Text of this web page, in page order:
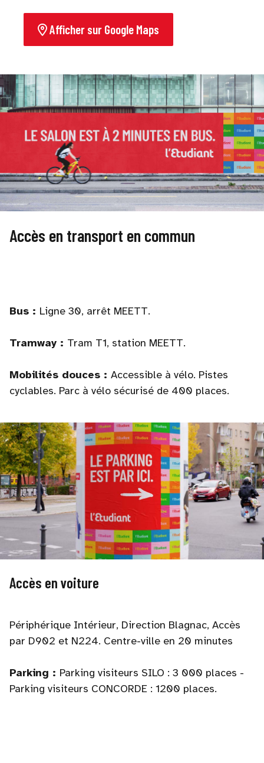
Afficher sur Google Maps
Accès en transport en commun
Bus : Ligne 30, arrêt MEETT.
Tramway : Tram T1, station MEETT.
Mobilités douces : Accessible à vélo. Pistes
cyclables. Parc à vélo sécurisé de 400 places.
Accès en voiture
Périphérique Intérieur, Direction Blagnac, Accès
par D902 et N224. Centre-ville en 20 minutes
Parking : Parking visiteurs SILO : 3 000 places -
Parking visiteurs CONCORDE : 1200 places.